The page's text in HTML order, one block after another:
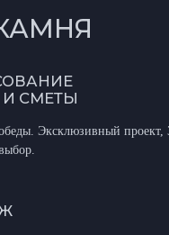
И СМЕТЫ
Эксклюзивный проект,